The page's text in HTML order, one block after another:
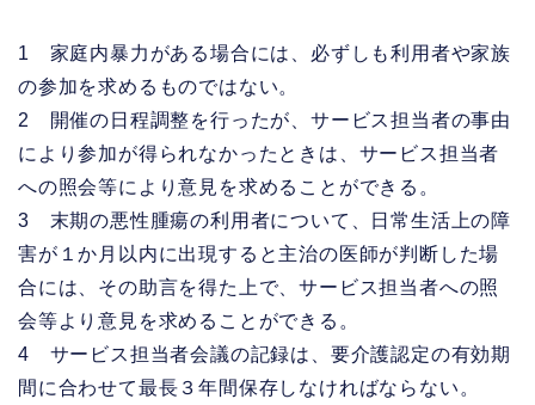
1 家庭内暴力がある場合には、必ずしも利用者や家族
の参加を求めるものではない。
2 開催の日程調整を行ったが、サービス担当者の事由
により参加が得られなかったときは、サービス担当者
への照会等により意見を求めることができる。
3 末期の悪性腫瘍の利用者について、日常生活上の障
害が１か月以内に出現すると主治の医師が判断した場
合には、その助言を得た上で、サービス担当者への照
会等より意見を求めることができる。
4 サービス担当者会議の記録は、要介護認定の有効期
間に合わせて最長３年間保存しなければならない。